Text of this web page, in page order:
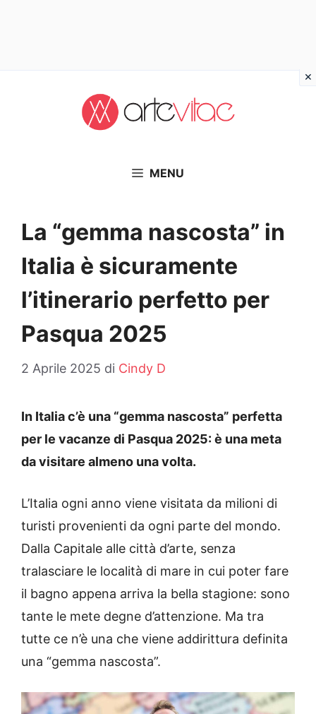
MENU
La “gemma nascosta” in
Italia è sicuramente
l’itinerario perfetto per
Pasqua 2025
2 Aprile 2025 di Cindy D
In Italia c’è una “gemma nascosta” perfetta
per le vacanze di Pasqua 2025: è una meta
da visitare almeno una volta.
L’Italia ogni anno viene visitata da milioni di
turisti provenienti da ogni parte del mondo.
Dalla Capitale alle città d’arte, senza
tralasciare le località di mare in cui poter fare
il bagno appena arriva la bella stagione: sono
tante le mete degne d’attenzione. Ma tra
tutte ce n’è una che viene addirittura definita
una “gemma nascosta”.